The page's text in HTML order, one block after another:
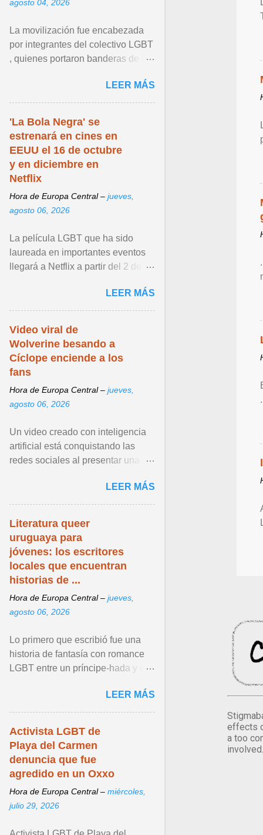
effects
a too
involved.
agosto 04, 2026
La movilización fue encabezada
por integrantes del colectivo LGBT
, quienes portaron banderas de la
mensajes en los que ... Ver articulo
...
LEER MÁS
'La Bola Negra' se
estrenará en cines en
EEUU el 16 de octubre
y en diciembre en
Netflix
Hora de Europa Central – jueves,
agosto 06, 2026
La película LGBT que ha sido
laureada en importantes eventos
llegará a Netflix a partir del 2 de
LEER MÁS
Video viral de
Wolverine besando a
Cíclope enciende a los
fans
Hora de Europa Central – jueves,
agosto 06, 2026
Un video creado con inteligencia
artificial está conquistando las
redes sociales al presentar una
los personajes más icónicos de X-
Men: Wolverine y Cíclope. Ver
LEER MÁS
Literatura queer
uruguaya para
jóvenes: los escritores
locales que encuentran
historias de ...
Hora de Europa Central – jueves,
agosto 06, 2026
Lo primero que escribió fue una
historia de fantasía con romance
LGBT entre un príncipe-hada y un
romantasy. Fue ... Ver articulo ...
LEER MÁS
Activista LGBT de
Playa del Carmen
denuncia que fue
agredido en un Oxxo
Hora de Europa Central – miércoles,
julio 29, 2026